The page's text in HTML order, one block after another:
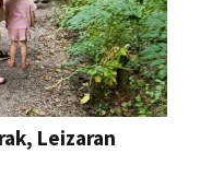
Leizaran